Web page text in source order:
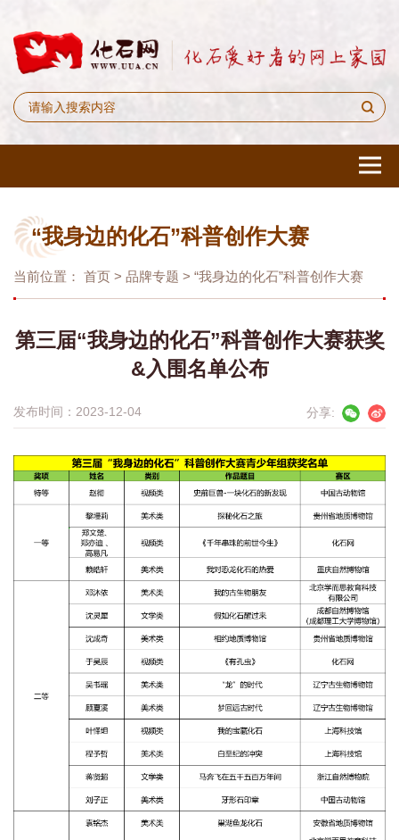
“我身边的化石”科普创作大赛
当前位置： 首页 > 品牌专题 > “我身边的化石”科普创作大赛
第三届“我身边的化石”科普创作大赛获奖
&入围名单公布
发布时间：2023-12-04 分享: